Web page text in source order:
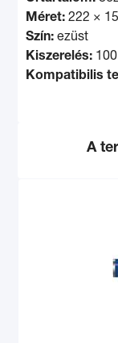
Méret: 222 ×
Szín: ezüst
Kiszerelés:
Kompatibilis
A